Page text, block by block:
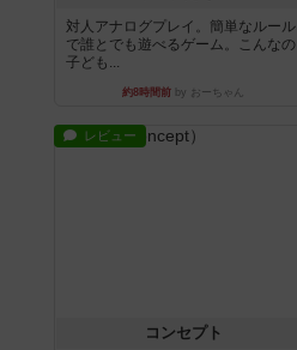
対人アナログプレイ。簡単なルール
で誰とでも遊べるゲーム。こんなの
子ども...
約8時間前 by おーちゃん
レビュー
コンセプト